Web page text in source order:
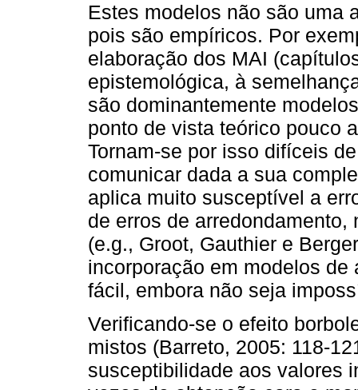
Estes modelos não são uma
pois são empíricos. Por
elaboração dos MAI
epistemológica, à
são dominantemente
ponto de vista teórico pouco
Tornam-se por isso difíceis
comunicar dada a sua
aplica muito susceptível a
de erros de
(e.g., Groot, Gauthier e
incorporação em modelos
fácil, embora não seja
Verificando-se o efeito
mistos (Barreto, 2005: 118-
susceptibilidade aos valores